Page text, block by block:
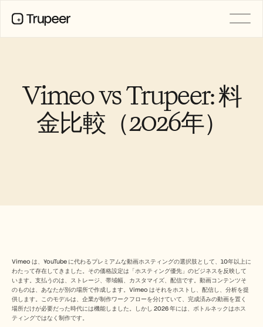
Vimeo vs Trupeer: 料
金比較（2026年）
Vimeo は、YouTube に代わるプレミアムな動画ホスティングの選択肢として、10年以上に
わたって存在してきました。その価格設定は「ホスティング優先」のビジネスを反映して
います。支払うのは、ストレージ、帯域幅、カスタマイズ、配信です。動画コンテンツそ
のものは、あなたが別の場所で作成します。Vimeo はそれをホストし、配信し、分析を提
供します。このモデルは、企業が制作ワークフローを分けていて、完成済みの動画を置く
場所だけが必要だった時代には機能しました。しかし 2026 年には、ボトルネックはホス
ティングではなく制作です。
翻訳
ナレッジベース
AIアバター
ブランドキット
Free Tools
よくある質問
Announcement
Partner Program
ユースケース
変更管理